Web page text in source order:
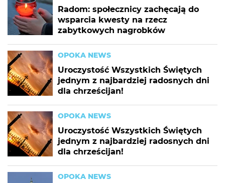
Radom: społecznicy zachęcają do
wsparcia kwesty na rzecz
zabytkowych nagrobków
OPOKA NEWS
Uroczystość Wszystkich Świętych
jednym z najbardziej radosnych dni
dla chrześcijan!
OPOKA NEWS
Uroczystość Wszystkich Świętych
jednym z najbardziej radosnych dni
dla chrześcijan!
OPOKA NEWS